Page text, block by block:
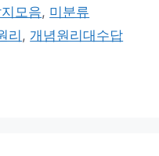
모음, 미분류
리 , 개념원리대수답